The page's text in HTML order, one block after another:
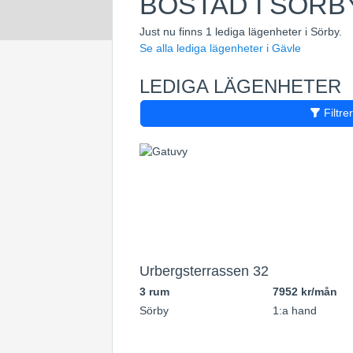
Just nu finns 1 lediga lägenheter i Sörby.
Se alla lediga lägenheter i Gävle
LEDIGA LÄGENHETER
Urbergsterrassen 32
3 rum
7952 kr/mån
Sörby
1:a hand